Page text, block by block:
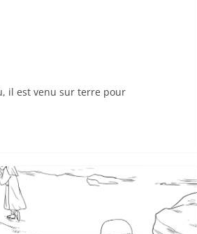
il est venu sur terre pour